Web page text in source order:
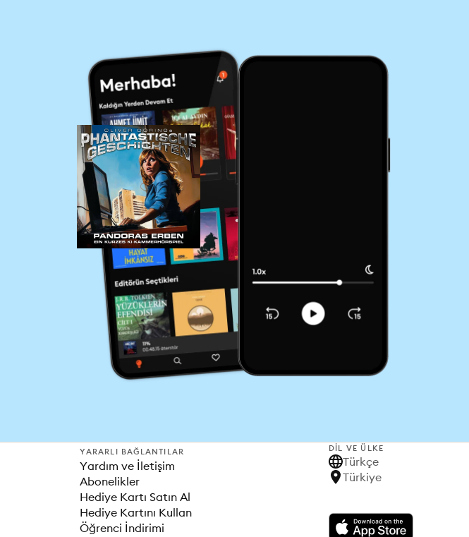
YARARLI BAĞLANTILAR
Yardım ve İletişim
Abonelikler
Hediye Kartı Satın Al
Hediye Kartını Kullan
Öğrenci İndirimi
DIL VE ÜLKE
Türkçe
Türkiye